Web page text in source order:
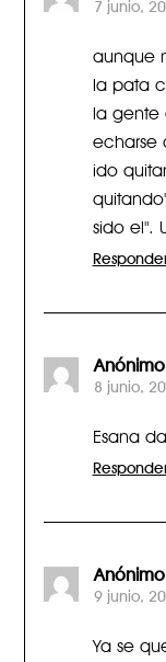
7 junio,
aunque
la pata
la gente
echarse
ido
sido el".
Anónimo
8 junio,
Esana
Anónimo
9 junio,
Ya se